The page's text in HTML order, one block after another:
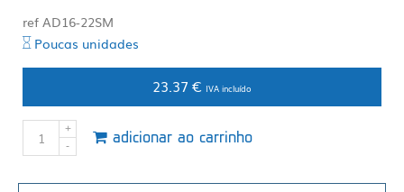
ref AD16-22SM
Poucas unidades
23.37 € IVA incluído
adicionar ao carrinho